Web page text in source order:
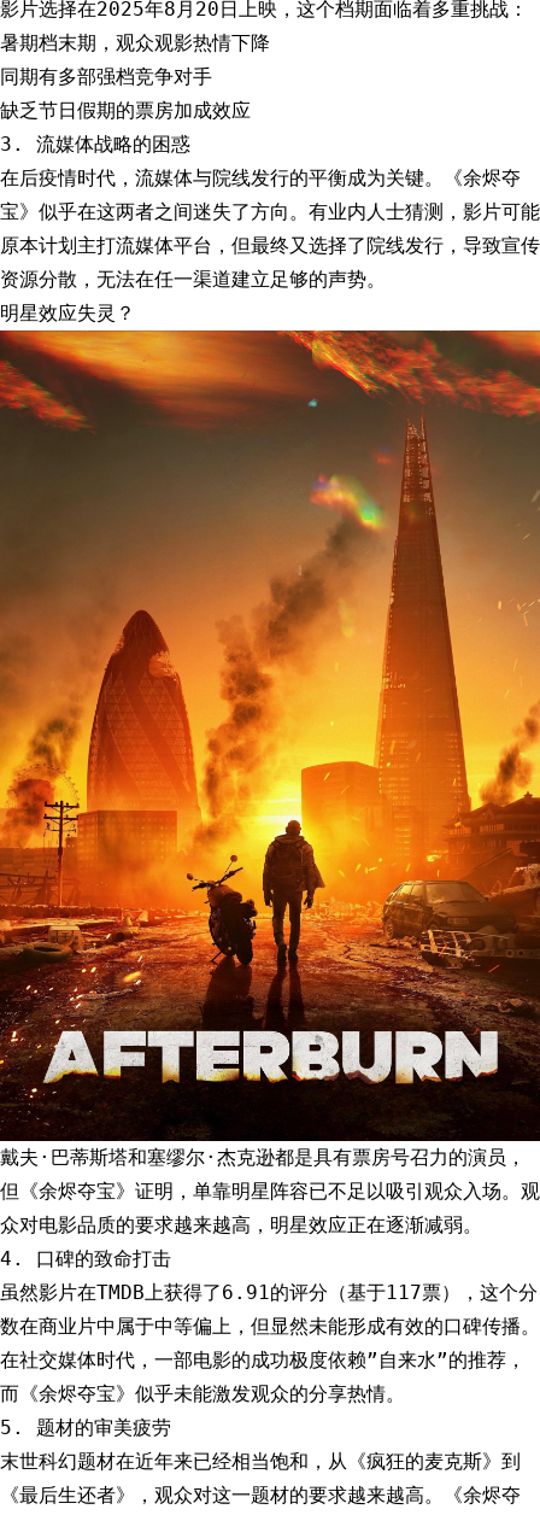
影片选择在2025年8月20日上映，这个档期面临着多重挑战：
暑期档末期，观众观影热情下降
同期有多部强档竞争对手
缺乏节日假期的票房加成效应
3. 流媒体战略的困惑
在后疫情时代，流媒体与院线发行的平衡成为关键。《余烬夺
宝》似乎在这两者之间迷失了方向。有业内人士猜测，影片可能
原本计划主打流媒体平台，但最终又选择了院线发行，导致宣传
资源分散，无法在任一渠道建立足够的声势。
明星效应失灵？
戴夫·巴蒂斯塔和塞缪尔·杰克逊都是具有票房号召力的演员，
但《余烬夺宝》证明，单靠明星阵容已不足以吸引观众入场。观
众对电影品质的要求越来越高，明星效应正在逐渐减弱。
4. 口碑的致命打击
虽然影片在TMDB上获得了6.91的评分（基于117票），这个分
数在商业片中属于中等偏上，但显然未能形成有效的口碑传播。
在社交媒体时代，一部电影的成功极度依赖”自来水”的推荐，
而《余烬夺宝》似乎未能激发观众的分享热情。
5. 题材的审美疲劳
末世科幻题材在近年来已经相当饱和，从《疯狂的麦克斯》到
《最后生还者》，观众对这一题材的要求越来越高。《余烬夺